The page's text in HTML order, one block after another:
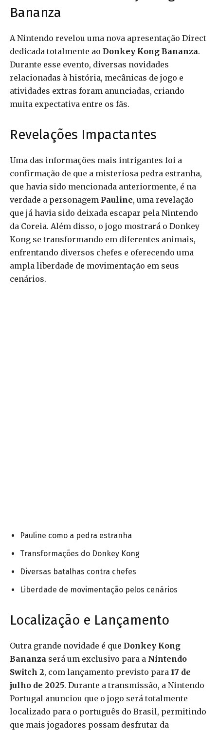
Bananza
A Nintendo revelou uma nova apresentação Direct
dedicada totalmente ao Donkey Kong Bananza.
Durante esse evento, diversas novidades
relacionadas à história, mecânicas de jogo e
atividades extras foram anunciadas, criando
muita expectativa entre os fãs.
Revelações Impactantes
Uma das informações mais intrigantes foi a
confirmação de que a misteriosa pedra estranha,
que havia sido mencionada anteriormente, é na
verdade a personagem Pauline, uma revelação
que já havia sido deixada escapar pela Nintendo
da Coreia. Além disso, o jogo mostrará o Donkey
Kong se transformando em diferentes animais,
enfrentando diversos chefes e oferecendo uma
ampla liberdade de movimentação em seus
cenários.
Pauline como a pedra estranha
Transformações do Donkey Kong
Diversas batalhas contra chefes
Liberdade de movimentação pelos cenários
Localização e Lançamento
Outra grande novidade é que Donkey Kong
Bananza será um exclusivo para a Nintendo
Switch 2, com lançamento previsto para 17 de
julho de 2025. Durante a transmissão, a Nintendo
Portugal anunciou que o jogo será totalmente
localizado para o português do Brasil, permitindo
que mais jogadores possam desfrutar da